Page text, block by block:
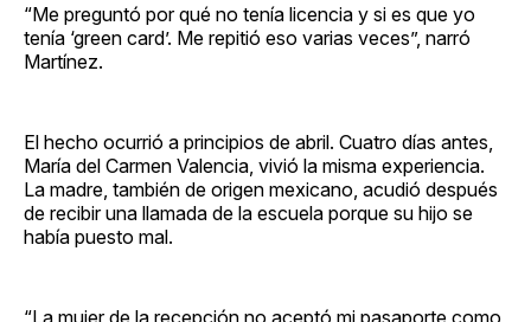
“Me preguntó por qué no tenía licencia y si es que yo
tenía ‘green card’. Me repitió eso varias veces”, narró
Martínez.
El hecho ocurrió a principios de abril. Cuatro días antes,
María del Carmen Valencia, vivió la misma experiencia.
La madre, también de origen mexicano, acudió después
de recibir una llamada de la escuela porque su hijo se
había puesto mal.
“La mujer de la recepción no aceptó mi pasaporte como